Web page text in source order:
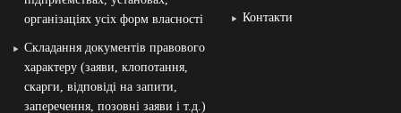
організаціях усіх форм власності
Складання документів правового
характеру (заяви, клопотання,
скарги, відповіді на запити,
заперечення, позовні заяви і т.д.)
Контакти